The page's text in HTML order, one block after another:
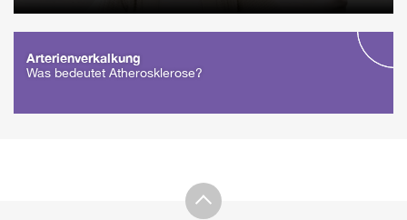
Arterienverkalkung
Was bedeutet Atherosklerose?